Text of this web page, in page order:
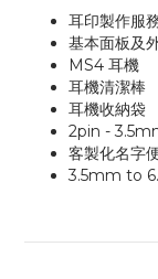
耳印製作服
基本面板及
MS4 耳機
耳機清潔棒
耳機收納袋
2pin -
客製化名字
3.5mm to